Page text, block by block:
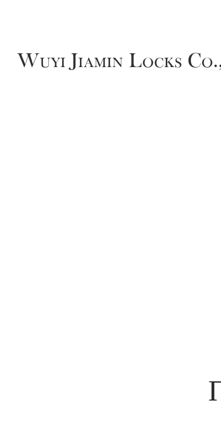
Wuyi Jiamin Locks